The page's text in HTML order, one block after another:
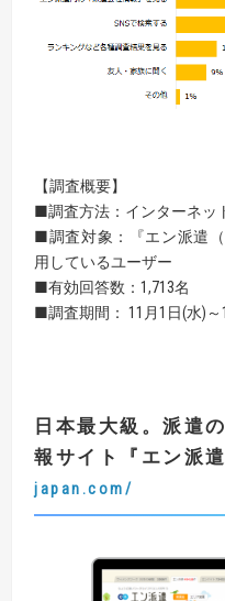
【調査概要】
■調査方法：インターネッ
■調査対象：『エン派遣（
用しているユーザー
■有効回答数：1,713名
■調査期間： 11月1日(水)～
日本最大級。派遣
報サイト
『 エン派遣
japan.com/